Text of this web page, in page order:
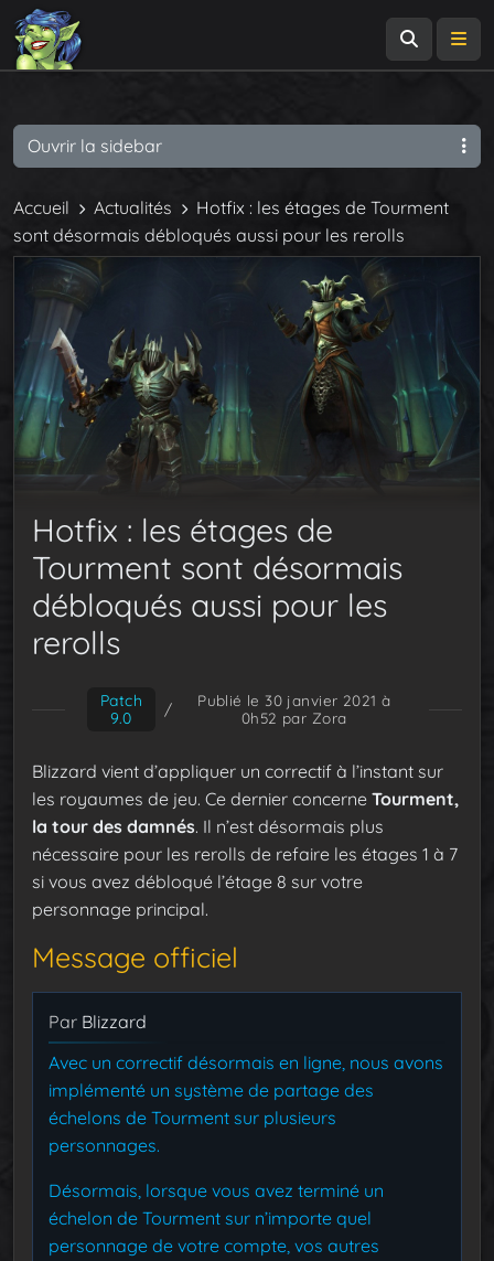
Accueil Actualités
Hotfix : les étages de Tourment
sont désormais débloqués aussi pour les rerolls
Hotfix : les étages de
Tourment sont désormais
débloqués aussi pour les
rerolls
Patch
9.0
/
Publié le 30 janvier 2021 à
0h52 par Zora
Blizzard vient d’appliquer un correctif à l’instant sur
les royaumes de jeu. Ce dernier concerne Tourment,
la tour des damnés. Il n’est désormais plus
nécessaire pour les rerolls de refaire les étages 1 à 7
si vous avez débloqué l’étage 8 sur votre
personnage principal.
Message officiel
Par Blizzard
Avec un correctif désormais en ligne, nous avons
implémenté un système de partage des
échelons de Tourment sur plusieurs
personnages.
Désormais, lorsque vous avez terminé un
échelon de Tourment sur n’importe quel
personnage de votre compte, vos autres
Ouvrir la sidebar